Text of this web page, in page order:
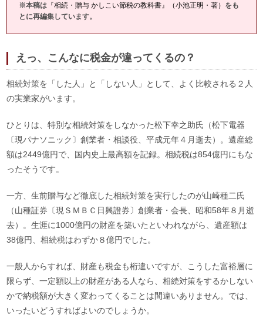
※本稿は 『相続・贈与 かしこい節税の教科書』（小池正明・著） をも
とに再編集しています。
えっ、こんなに税金が違ってくるの？
相続対策を「した人」と「しない人」として、よく比較される２人
の実業家がいます。
ひとりは、特別な相続対策をしなかった松下幸之助氏（松下電器
〔現パナソニック〕創業者・相談役、平成元年４月逝去）。遺産総
額は2449億円で、国内史上最高額を記録。相続税は854億円にもな
ったそうです。
一方、生前贈与など徹底した相続対策を実行したのが山崎種二氏
（山種証券〔現ＳＭＢＣ日興證券〕創業者・会長、昭和58年８月逝
去）。生涯に1000億円の財産を築いたといわれながら、遺産額は
38億円、相続税はわずか８億円でした。
一般人からすれば、財産も税金も桁違いですが、こうした富裕層に
限らず、一定額以上の財産がある人なら、相続対策をするかしない
かで納税額が大きく変わってくることは間違いありません。では、
いったいどうすればよいのでしょうか。